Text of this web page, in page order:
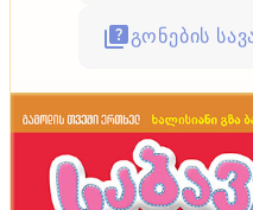
გონების